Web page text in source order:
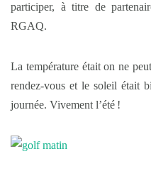
participer, à titre de
RGAQ.
La température était on ne
rendez-vous et le soleil était
journée. Vivement l’été !